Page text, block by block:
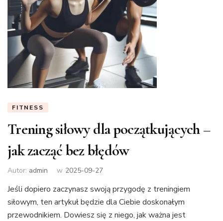
FITNESS
Trening siłowy dla początkujących –
jak zacząć bez błędów
Autor: admin w 2025-09-27
Jeśli dopiero zaczynasz swoją przygodę z treningiem
siłowym, ten artykuł będzie dla Ciebie doskonałym
przewodnikiem. Dowiesz się z niego, jak ważna jest